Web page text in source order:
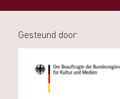
Gesteund door: